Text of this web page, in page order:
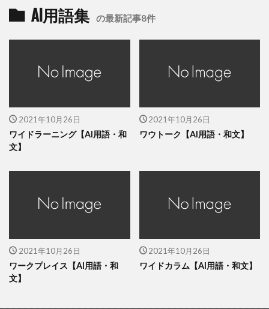
AI用語集 の最新記事8件
2021年10月26日
ワイドラーニング【AI用語・和
文】
2021年10月26日
ワウトーク【AI用語・和文】
2021年10月26日
ワークプレイス【AI用語・和
文】
2021年10月26日
ワイドカラム【AI用語・和文】